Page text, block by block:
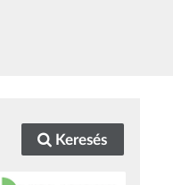
Keresés